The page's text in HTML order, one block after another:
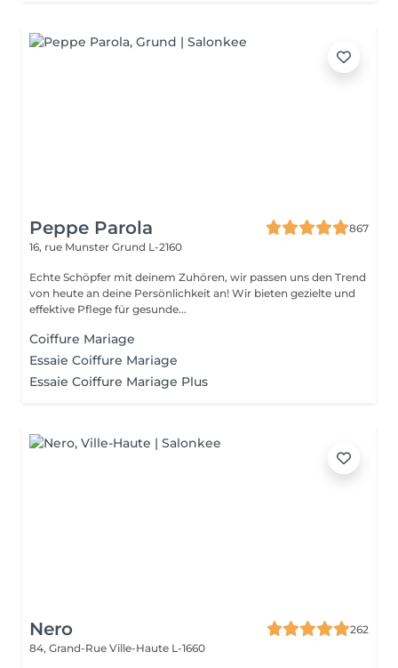
Peppe Parola
867
16, rue Munster Grund L-2160
Echte Schöpfer mit deinem Zuhören, wir passen uns den Trend
von heute an deine Persönlichkeit an! Wir bieten gezielte und
effektive Pflege für gesunde...
Coiffure Mariage
Essaie Coiffure Mariage
Essaie Coiffure Mariage Plus
Nero
262
84, Grand-Rue Ville-Haute L-1660